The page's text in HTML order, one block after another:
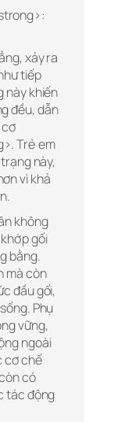
xảy ra
tiếp
này khiến
đều, dẫn
Trẻ em
này,
vì khả
không
gối
bằng.
mà còn
đầu gối,
Phụ
vững,
ngoài
cơ chế
có
tác động